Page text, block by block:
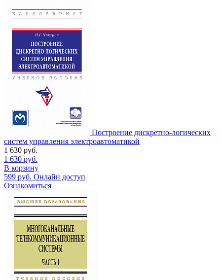
Построение дискретно-логических
систем управления электроавтоматикой
1 630 руб.
1 630 руб.
В корзину
599 руб. Онлайн доступ
Ознакомиться